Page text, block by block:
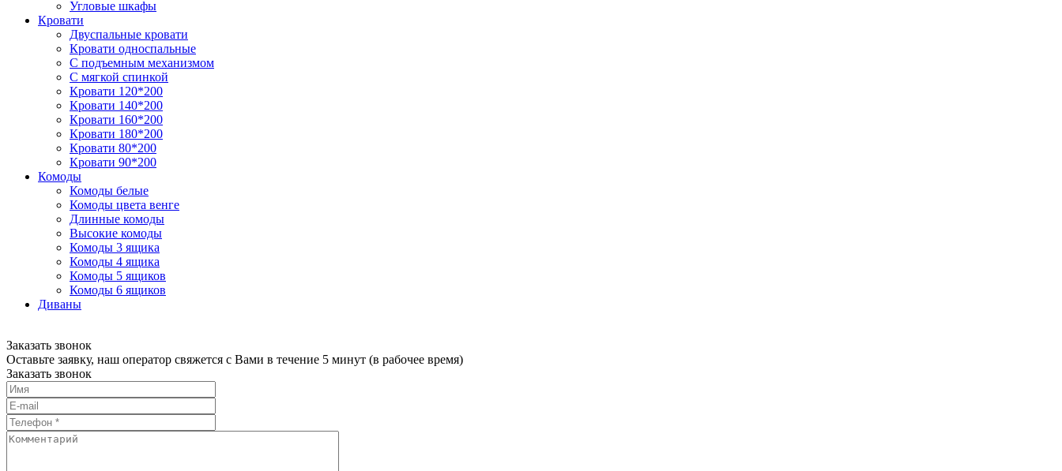
Угловые шкафы
Кровати
Двуспальные кровати
Кровати односпальные
С подъемным механизмом
С мягкой спинкой
Кровати 120*200
Кровати 140*200
Кровати 160*200
Кровати 180*200
Кровати 80*200
Кровати 90*200
Комоды
Комоды белые
Комоды цвета венге
Длинные комоды
Высокие комоды
Комоды 3 ящика
Комоды 4 ящика
Комоды 5 ящиков
Комоды 6 ящиков
Диваны
Заказать звонок
Оставьте заявку, наш оператор свяжется с Вами в течение 5 минут (в рабочее время)
Заказать звонок